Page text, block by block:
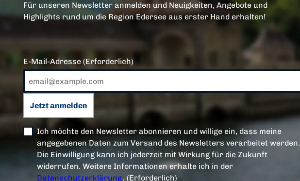
Für unseren Newsletter anmelden und Neuigkeiten, Angebote und
Highlights rund um die Region Edersee aus erster Hand erhalten!
E-Mail-Adresse (Erforderlich)
Jetzt anmelden
Ich möchte den Newsletter abonnieren und willige ein, dass meine
angegebenen Daten zum Versand des Newsletters verarbeitet werden.
Die Einwilligung kann ich jederzeit mit Wirkung für die Zukunft
widerrufen. Weitere Informationen erhalte ich in der
Datenschutzerklärung. (Erforderlich)